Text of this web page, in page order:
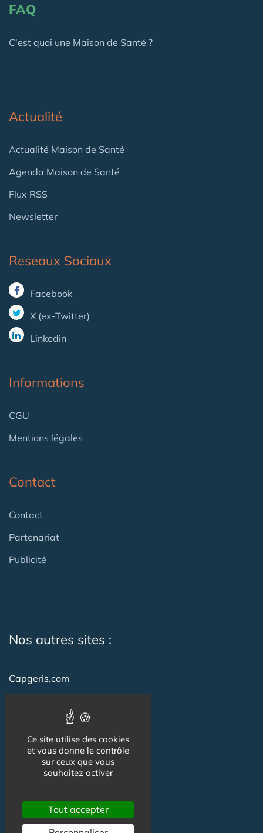
FAQ
C'est quoi une Maison de Santé ?
Actualité
Actualité Maison de Santé
Agenda Maison de Santé
Flux RSS
Newsletter
Reseaux Sociaux
Facebook
X (ex-Twitter)
Linkedin
Informations
CGU
Mentions légales
Contact
Contact
Partenariat
Publicité
Nos autres sites :
Capgeris.com
Emploi-formation-sante.com
Seniorissimmo.com
Creche-et-naissance.com
Ce site utilise des cookies
et vous donne le contrôle
sur ceux que vous
souhaitez activer
Tout accepter